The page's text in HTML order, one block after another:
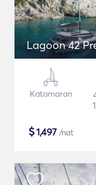
Lagoon 42
Katamaran
$1,497 /nat